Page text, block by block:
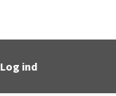
Log ind